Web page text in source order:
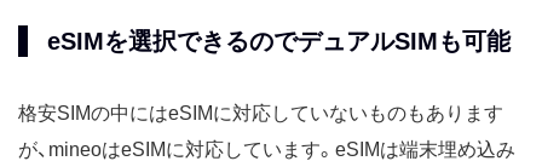
eSIMを選択できるのでデュアルSIMも可能
格安SIMの中にはeSIMに対応していないものもあります
が、mineoはeSIMに対応しています。eSIMは端末埋め込み